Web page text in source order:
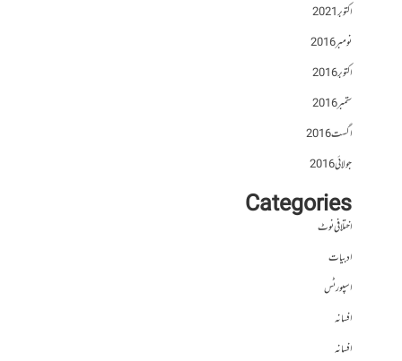
اکتوبر 2021
نومبر 2016
اکتوبر 2016
ستمبر 2016
اگست 2016
جولائی 2016
Categories
اختلافی نوٹ
ادبیات
اسپورٹس
افسانہ
افسانہ